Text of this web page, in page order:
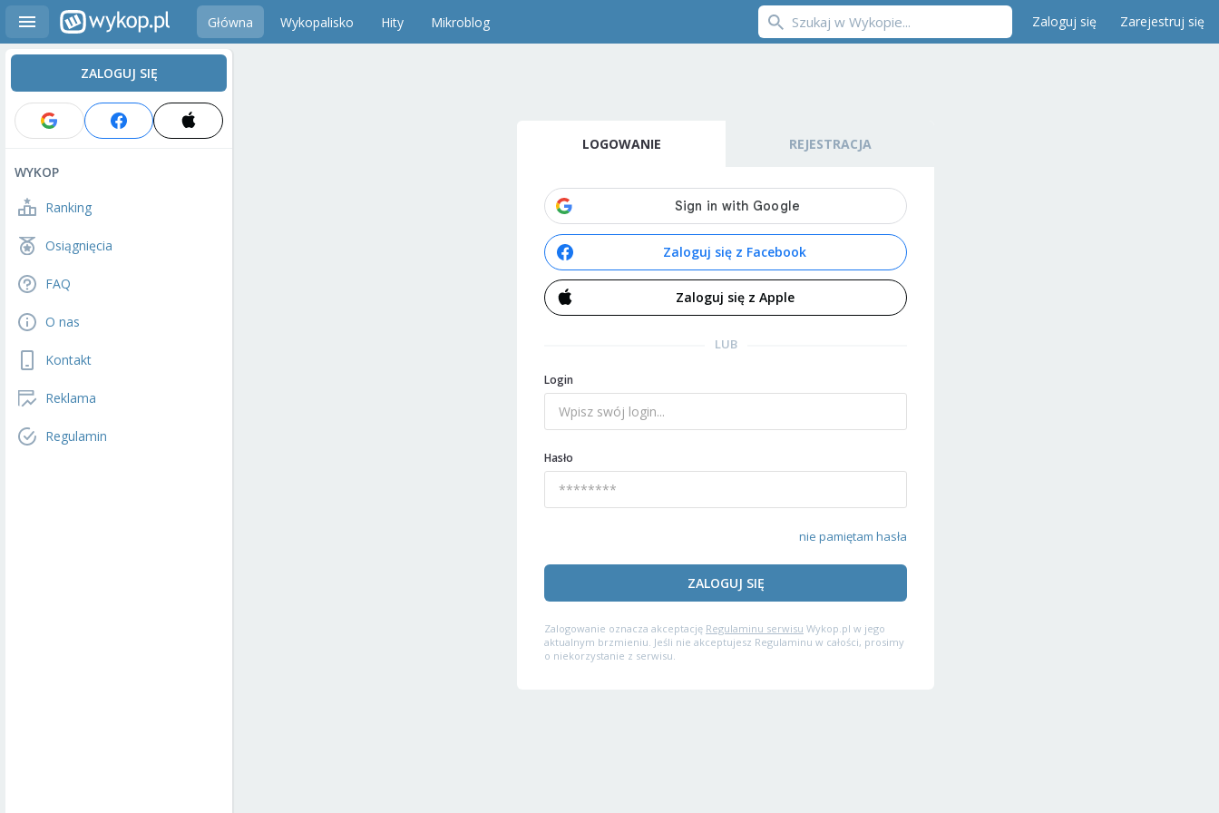
Główna Wykopalisko Hity Mikroblog Zaloguj się Zarejestruj się
ZALOGUJ SIĘ
WYKOP
Ranking
Osiągnięcia
FAQ
O nas
Kontakt
Reklama
Regulamin
LOGOWANIE REJESTRACJA
Zaloguj się z Facebook
Zaloguj się z Apple
LUB
Login
Hasło
nie pamiętam hasła
ZALOGUJ SIĘ
Zalogowanie oznacza akceptację Regulaminu serwisu Wykop.pl w jego
aktualnym brzmieniu. Jeśli nie akceptujesz Regulaminu w całości, prosimy
o niekorzystanie z serwisu.